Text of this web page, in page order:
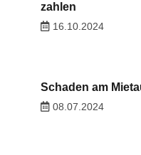
zahlen
16.10.2024
Schaden am
08.07.2024